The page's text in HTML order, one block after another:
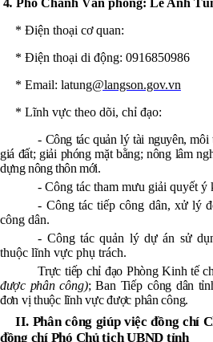
* Điện thoại cơ quan:
* Điện thoại di động: 0916850986
* Email: latung@langson.gov.vn
* Lĩnh vực theo dõi, chỉ đạo:
- Công tác quản lý tài nguyên,
giá đất; giải phóng mặt bằng; nông lâm
dựng nông thôn mới.
- Công tác tham mưu giải quyết
- Công tác tiếp công dân, xử lý
công dân.
- Công tác quản lý dự án sử
thuộc lĩnh vực phụ trách.
Trực tiếp chỉ đạo Phòng Kinh tế
được phâncông); Ban Tiếp công dân
đơn vị thuộc lĩnh vực được phân công.
II. Phân công giúp việc đồng chí
đồng chí Phó Chủ tịch UBND tỉnh